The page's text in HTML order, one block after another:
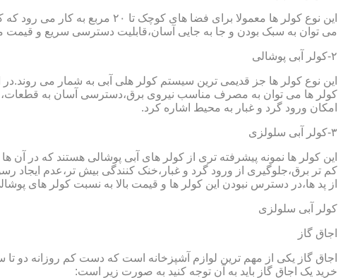
این نوع کولر ها معمولا برای
می توان به سبک بودن و جا به جایی آسان،قابلیت دسترسی سریع و قیمت
۲-کولر آبی پوشالی
این نوع کولر ها جز قدیمی ترین سیستم کولر هلی آبی به شمار می
کولر ها می توان به مصرف مناسب نیروی برق،دسترسی آسان به
امکان ورود گرد و غبار به محیط اشاره کرد.
۳-کولر آبی سلولزی
این کولر ها نمونه پیشرفته تری از کولر های آبی پوشالی هستند که در
کم تر برق،جلوگیری از ورود گرد و غبار،خنک کنندگی بیش تر،عدم ایجاد
از پد ها،در دسترس نبودن این کولر ها و قیمت بالا به نسبت کولر های
کولر آبی سلولزی
اجاق گاز
اجاق گاز یکی از مهم ترین لوازم آشپزخانه است که دست کم روزانه دو تا
خرید یک اجاق گاز باید به آن توجه کنید به صورت زیر است: